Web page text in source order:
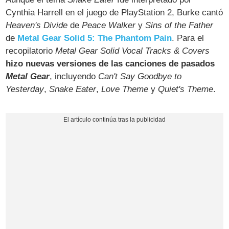
Cynthia Harrell en el juego de PlayStation 2, Burke cantó
Heaven's Divide dePeace WalkerySins of the Father
de Metal Gear Solid 5: The Phantom Pain. Para el
recopilatorioMetal Gear Solid Vocal Tracks & Covers
hizo nuevas versiones de las canciones de pasados
Metal Gear, incluyendo Can't Say Goodbye to
Yesterday,Snake Eater,Love Theme yQuiet's Theme.